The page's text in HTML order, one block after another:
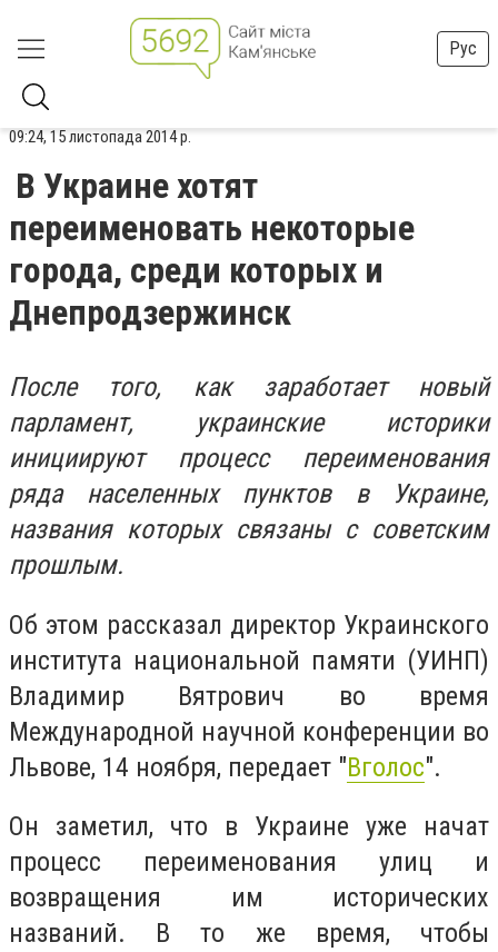
Рус
09:24, 15 листопада 2014 р.
В Украине хотят
переименовать некоторые
города, среди которых и
Днепродзержинск
После того, как заработает новый
парламент, украинские историки
инициируют процесс переименования
ряда населенных пунктов в Украине,
названия которых связаны с советским
прошлым.
Об этом рассказал директор Украинского
института национальной памяти (УИНП)
Владимир Вятрович во время
Международной научной конференции во
Львове, 14 ноября, передает "Вголос".
Он заметил, что в Украине уже начат
процесс переименования улиц и
возвращения им исторических
названий. В то же время, чтобы